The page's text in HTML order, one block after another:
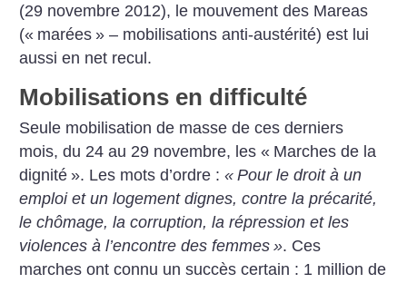
(29 novembre 2012), le mouvement des Mareas
(« marées » – mobilisations anti-austérité) est lui
aussi en net recul.
Mobilisations en difficulté
Seule mobilisation de masse de ces derniers
mois, du 24 au 29 novembre, les « Marches de la
dignité ». Les mots d’ordre :« Pour le droit à un
emploi et un logement dignes, contre la précarité,
le chômage, la corruption, la répression et les
violences à l’encontre des femmes ». Ces
marches ont connu un succès certain : 1 million de